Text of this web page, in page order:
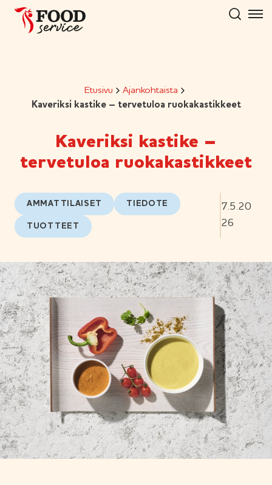
Hyppää
sisältöön
Etusivu
Ajankohtaista
Kaveriksi kastike – tervetuloa ruokakastikkeet
Kaveriksi kastike –
tervetuloa ruokakastikkeet
AMMATTILAISET TIEDOTE
TUOTTEET
7.5.20
26